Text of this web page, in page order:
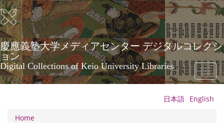
Skip
to
main
content
慶應義塾大学メディアセンター デジタルコレクシ
ョン
Digital Collections of Keio University Libraries
Toggle
日本語 English
Home